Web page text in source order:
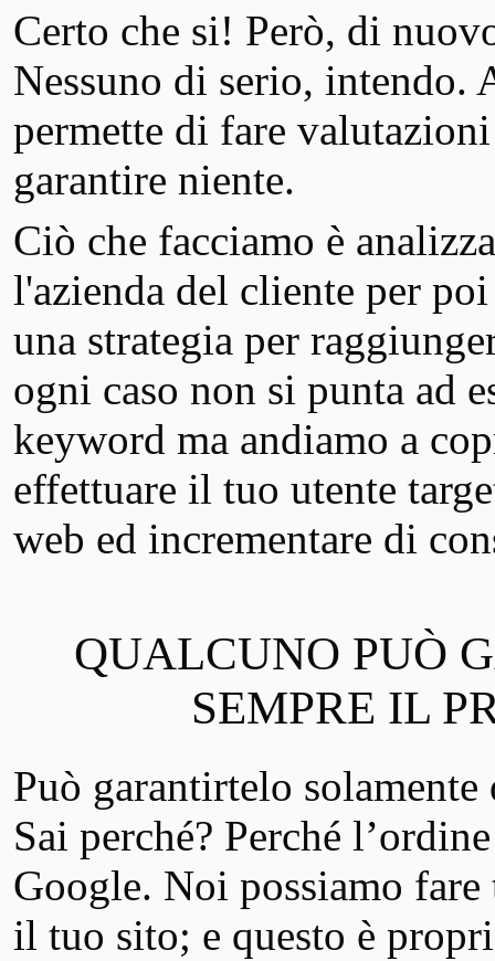
Certo che si! Però, di
Nessuno di serio, intendo.
permette di fare
garantire niente.
Ciò che facciamo è
l'azienda del cliente per
una strategia per
ogni caso non si punta ad
keyword ma andiamo a
effettuare il tuo utente
web ed incrementare di
QUALCUNO PUÒ
SEMPRE IL
Può garantirtelo
Sai perché? Perché
Google. Noi possiamo
il tuo sito; e questo è